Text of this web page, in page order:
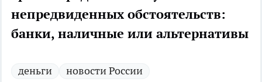
непредвиденных обстоятельств:
банки, наличные или альтернативы
деньги новости России